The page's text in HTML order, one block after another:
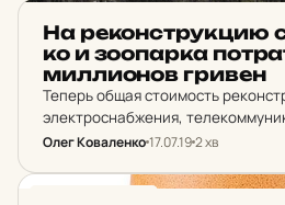
На ре­кон­струк­цию
ко и зо­о­пар­ка
мил­ли­о­нов гривен
Теперь общая стоимость
электроснабжения,
телефонизации, наружного
Олег Коваленко17.07.192 хв